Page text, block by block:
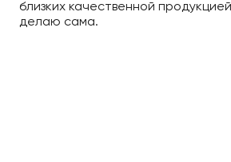
близких качественной
делаю сама.